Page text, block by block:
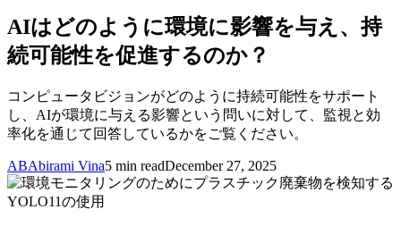
AIはどのように環境に影響を与え、持
続可能性を促進するのか？
コンピュータビジョンがどのように持続可能性をサポート
し、AIが環境に与える影響という問いに対して、監視と効
率化を通じて回答しているかをご覧ください。
ABAbirami Vina5 min readDecember 27, 2025